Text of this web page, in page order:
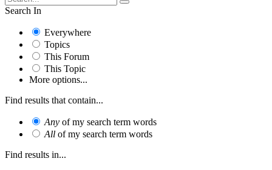
Search In
Everywhere
Topics
This Forum
This Topic
More options...
Find results that contain...
Any of my search term words
All of my search term words
Find results in...